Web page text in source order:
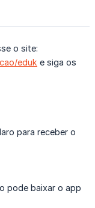
o site:
eduk e siga os
para receber o
pode baixar o app